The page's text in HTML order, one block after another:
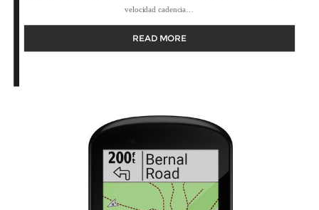
velocidad cadencia…
READ MORE